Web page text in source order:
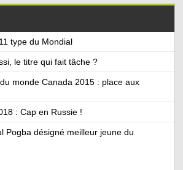
type du Mondial
le titre qui fait tâche ?
monde Canada 2015 : place aux
: Cap en Russie !
Pogba désigné meilleur jeune du